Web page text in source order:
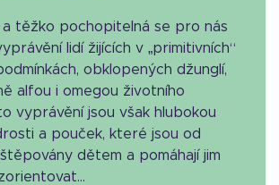
těžko pochopitelná se pro nás
lidí žijících v „primitivních“
obklopených džunglí,
alfou i omegou životního
vyprávění jsou však hlubokou
a pouček, které jsou od
dětem a pomáhají jim